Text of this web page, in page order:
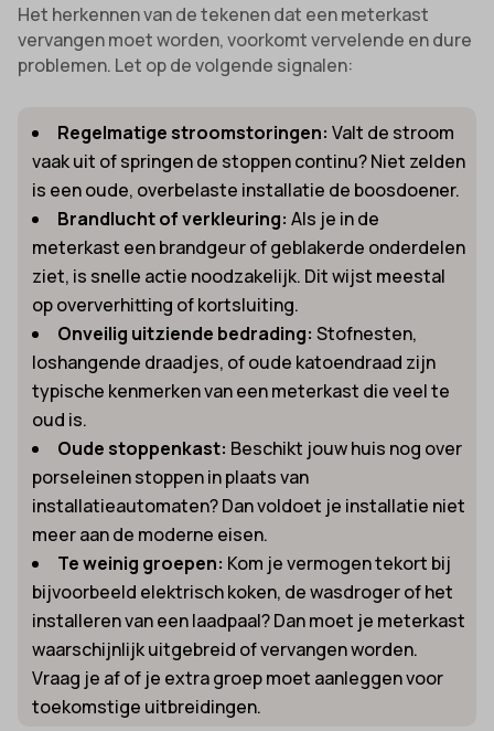
Het herkennen van de tekenen dat een meterkast
vervangen moet worden, voorkomt vervelende en dure
problemen. Let op de volgende signalen:
Regelmatige stroomstoringen: Valt de stroom
vaak uit of springen de stoppen continu? Niet zelden
is een oude, overbelaste installatie de boosdoener.
Brandlucht of verkleuring: Als je in de
meterkast een brandgeur of geblakerde onderdelen
ziet, is snelle actie noodzakelijk. Dit wijst meestal
op oververhitting of kortsluiting.
Onveilig uitziende bedrading: Stofnesten,
loshangende draadjes, of oude katoendraad zijn
typische kenmerken van een meterkast die veel te
oud is.
Oude stoppenkast: Beschikt jouw huis nog over
porseleinen stoppen in plaats van
installatieautomaten? Dan voldoet je installatie niet
meer aan de moderne eisen.
Te weinig groepen: Kom je vermogen tekort bij
bijvoorbeeld elektrisch koken, de wasdroger of het
installeren van een laadpaal? Dan moet je meterkast
waarschijnlijk uitgebreid of vervangen worden.
Vraag je af of je extra groep moet aanleggen voor
toekomstige uitbreidingen.